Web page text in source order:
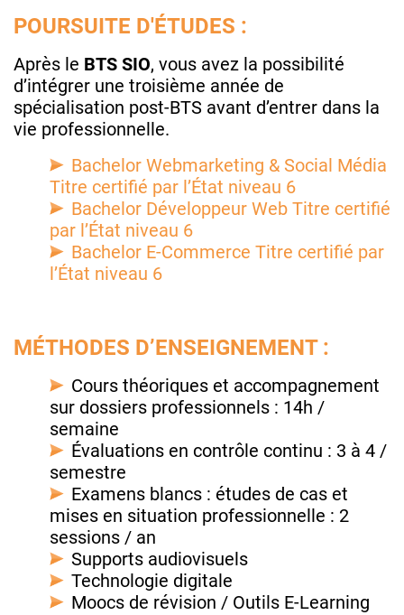
POURSUITE D'ÉTUDES :
Après le BTS SIO, vous avez la possibilité
d’intégrer une troisième année de
spécialisation post-BTS avant d’entrer dans la
vie professionnelle.
Bachelor Webmarketing & Social Média
Titre certifié par l’État niveau 6
Bachelor Développeur Web Titre certifié
par l’État niveau 6
Bachelor E-Commerce Titre certifié par
l’État niveau 6
MÉTHODES D’ENSEIGNEMENT :
Cours théoriques et accompagnement
sur dossiers professionnels : 14h /
semaine
Évaluations en contrôle continu : 3 à 4 /
semestre
Examens blancs : études de cas et
mises en situation professionnelle : 2
sessions / an
Supports audiovisuels
Technologie digitale
Moocs de révision / Outils E-Learning